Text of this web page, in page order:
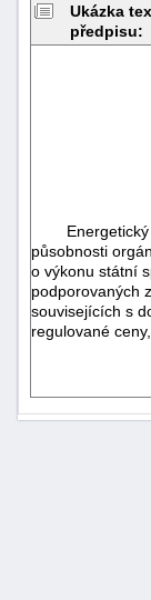
Ukázka
předpisu:
Energetický
působnosti
o výkonu státní
podporovaných
souvisejících s
regulované